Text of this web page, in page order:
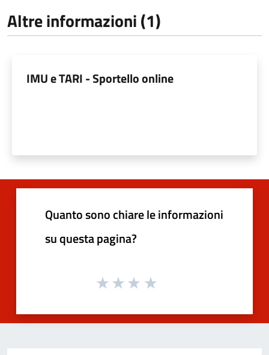
Altre informazioni (1)
IMU e TARI - Sportello online
Quanto sono chiare le informazioni
su questa pagina?